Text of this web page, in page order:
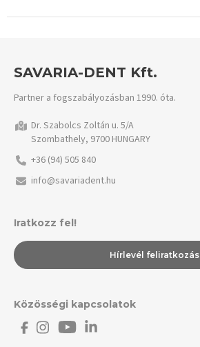
SAVARIA-DENT Kft.
Partner a fogszabályozásban 1990. óta.
Dr. Szabolcs Zoltán u. 5/A
Szombathely, 9700 HUNGARY
+36 (94) 505 840
info@savariadent.hu
Iratkozz fel!
Hírlevél feliratkozás
Közösségi kapcsolatok